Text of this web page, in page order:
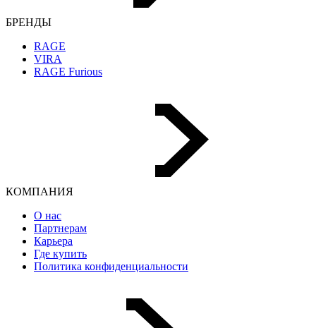
БРЕНДЫ
RAGE
VIRA
RAGE Furious
КОМПАНИЯ
О нас
Партнерам
Карьера
Где купить
Политика конфиденциальности